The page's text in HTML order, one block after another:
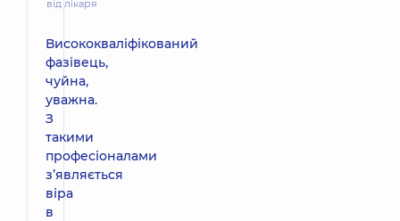
від лікаря
Висококваліфікований
фазівець,
чуйна,
уважна.
З
такими
професіоналами
зʼявляється
віра
в